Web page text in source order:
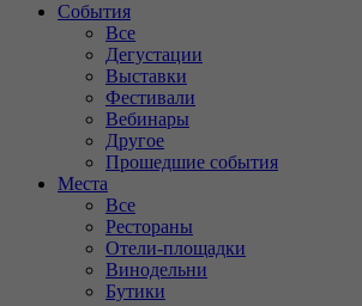
События
Все
Дегустации
Выставки
Фестивали
Вебинары
Другое
Прошедшие события
Места
Все
Рестораны
Отели-площадки
Винодельни
Бутики